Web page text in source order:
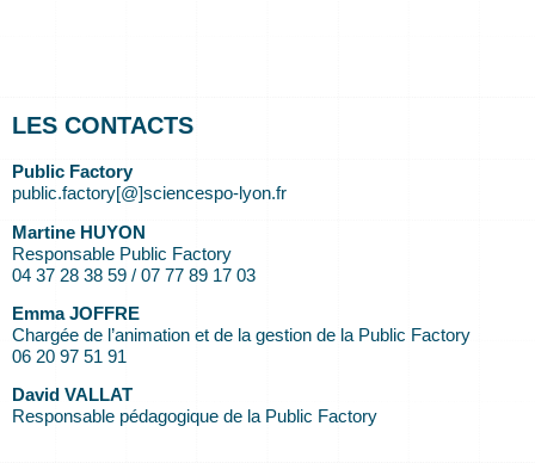
LES CONTACTS
Public Factory
public.factory[@]sciencespo-lyon.fr
Martine HUYON
Responsable Public Factory
04 37 28 38 59 / 07 77 89 17 03
Emma JOFFRE
Chargée de l’animation et de la gestion de la Public Factory
06 20 97 51 91
David VALLAT
Responsable pédagogique de la Public Factory